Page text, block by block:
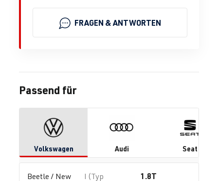
FRAGEN & ANTWORTEN
Passend für
Volkswagen Audi Seat
Beetle / New I (Typ 1.8T